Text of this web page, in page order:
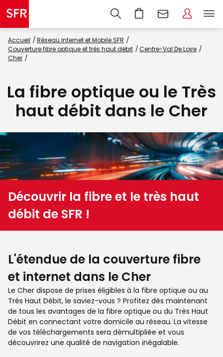
Accueil
Réseau Internet et Mobile SFR
Couverture fibre optique et très haut débit
Centre-Val De Loire
Cher
La fibre optique ou le Très
haut débit dans le Cher
Découvrir la fibre et le très haut
débit de SFR !
L'étendue de la couverture fibre
et internet dans le Cher
Le Cher dispose de prises éligibles à la fibre optique ou au
Très Haut Débit, le saviez-vous ? Profitez dès maintenant
de tous les avantages de la fibre optique ou du Très Haut
Débit en connectant votre domicile au réseau. La vitesse
de vos téléchargements sera démultipliée et vous
découvrirez une qualité de navigation inégalable.